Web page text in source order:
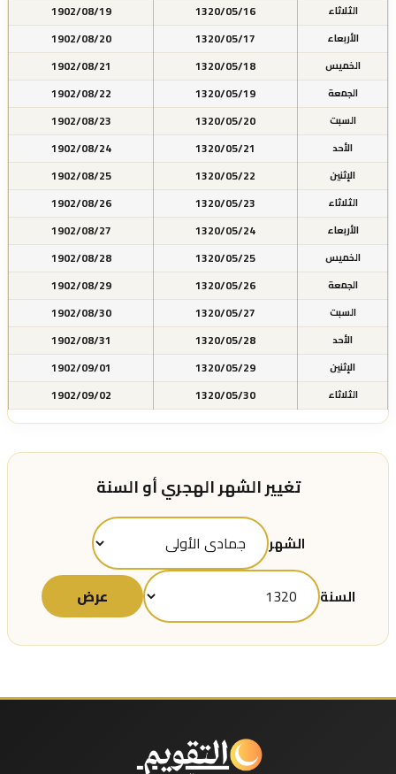
الثلاثاء 1320/05/16
1902/08/19
الأربعاء 1320/05/17
1902/08/20
الخميس 1320/05/18
1902/08/21
الجمعة 1320/05/19
1902/08/22
السبت 1320/05/20
1902/08/23
الأحد 1320/05/21
1902/08/24
الإثنين 1320/05/22
1902/08/25
الثلاثاء 1320/05/23
1902/08/26
الأربعاء 1320/05/24
1902/08/27
الخميس 1320/05/25
1902/08/28
الجمعة 1320/05/26
1902/08/29
السبت 1320/05/27
1902/08/30
الأحد 1320/05/28
1902/08/31
الإثنين 1320/05/29
1902/09/01
الثلاثاء 1320/05/30
1902/09/02
تغيير الشهر الهجري أو السنة
الشهر
السنة عرض